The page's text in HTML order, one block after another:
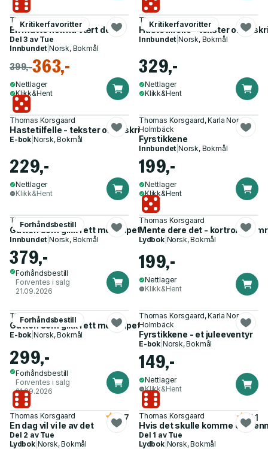
Kritikerfavoritter
Thomas Korsgaard
En måtte nok ha vært der
Del 3 av Tue
Innbundet |Norsk, Bokmål
399,-363,-
Nettlager
Klikk&Hent
Kritikerfavoritter
Thomas Korsgaard
Hastetilfelle - tekster om å
Innbundet |Norsk, Bokmål
329,-
Nettlager
Klikk&Hent
Thomas Korsgaard
Hastetilfelle - tekster om å skrive
E-bok Norsk, Bokmål
229,-
Nettlager
Klikk&Hent
Thomas Korsgaard, Karla Nor
Holmbäck
Fyrstikkene
Innbundet |Norsk, Bokmål
199,-
Nettlager
Klikk&Hent
Forhåndsbestill
Thomas Korsgaard
Gutten som gikk i ett med tapetet - og andre eventyr fra
Innbundet |Norsk, Bokmål
379,-
Forhåndsbestill
Forventes i salg
21.09.2026
Thomas Korsgaard
Mente dere det - kortroman
Lydbok| Norsk, Bokmål
199,-
Nettlager
Klikk&Hent
Forhåndsbestill
Thomas Korsgaard
Gutten som gikk i ett med tapetet
E-bok Norsk, Bokmål
299,-
Forhåndsbestill
Forventes i salg
21.09.2026
Thomas Korsgaard, Karla Nor
Holmbäck
Fyrstikkene - et juleeventyr
E-bok Norsk, Bokmål
149,-
Nettlager
Klikk&Hent
Thomas Korsgaard
En dag vil vi le av det
3.7
Del 2 av Tue
Lydbok| Norsk, Bokmål
Thomas Korsgaard
Hvis det skulle komme et
4.1
Del 1 av Tue
Lydbok| Norsk, Bokmål